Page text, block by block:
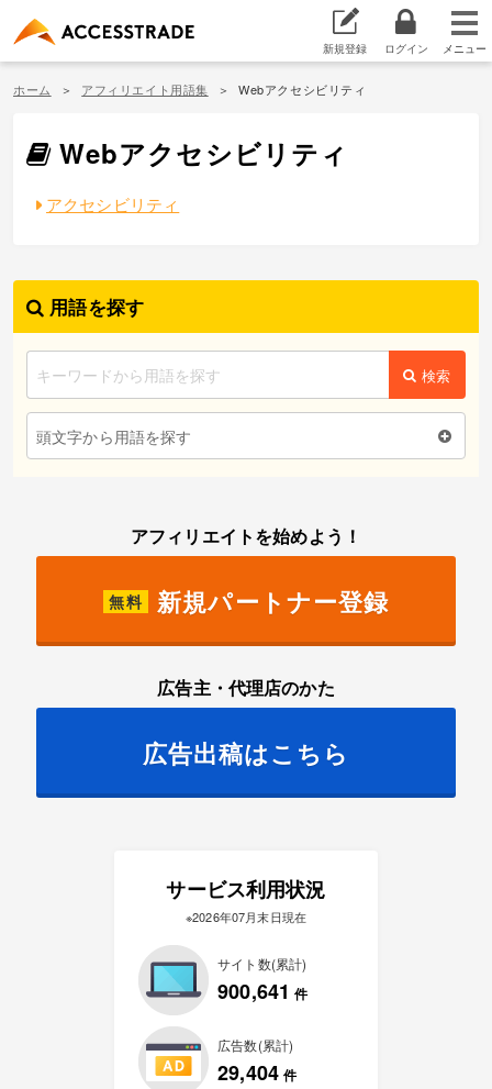
新規登録 ログイン
ホーム アフィリエイト用語集 Webアクセシビリティ
Webアクセシビリティ
アクセシビリティ
用語を探す
検索
頭文字から用語を探す
アフィリエイトを始めよう！
無料 新規パートナー登録
広告主・代理店のかた
広告出稿はこちら
サービス利用状況
※2026年07月末日現在
サイト数(累計)
900,641 件
広告数(累計)
29,404 件